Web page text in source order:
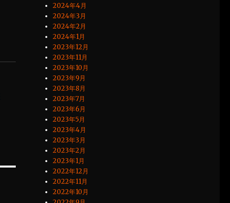
2024年4月
2024年3月
2024年2月
2024年1月
2023年12月
2023年11月
2023年10月
2023年9月
2023年8月
2023年7月
2023年6月
2023年5月
2023年4月
2023年3月
2023年2月
2023年1月
2022年12月
2022年11月
2022年10月